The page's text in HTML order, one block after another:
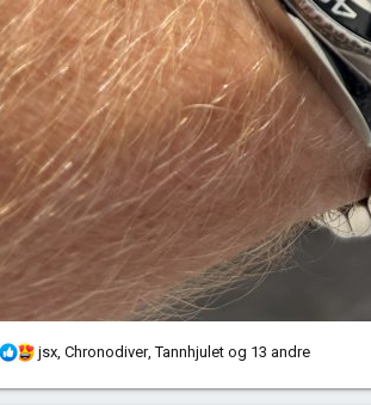
R
jsx Chronodiver,Tannhjulet og 13 andre